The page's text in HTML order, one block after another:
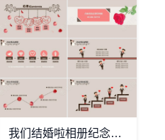
我们结婚啦相册纪念电子画册PPT模板